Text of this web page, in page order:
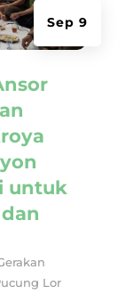
untuk
Sep 9
Lor